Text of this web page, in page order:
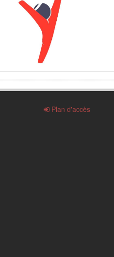
Plan d'accès